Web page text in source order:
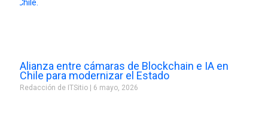
Alianza entre cámaras de Blockchain e IA en
Chile para modernizar el Estado
Redacción de ITSitio 6 mayo, 2026